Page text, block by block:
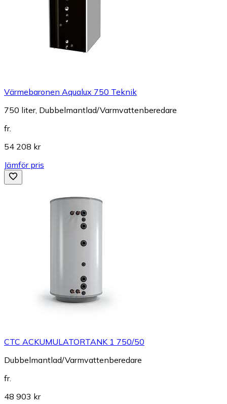
Värmebaronen Aqualux 750 Teknik
750 liter, Dubbelmantlad/Varmvattenberedare
fr.
54 208 kr
Jämför pris
CTC ACKUMULATORTANK 1 750/50
Dubbelmantlad/Varmvattenberedare
fr.
48 903 kr